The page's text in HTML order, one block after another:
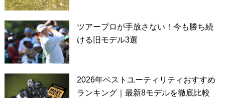
ツアープロが手放さない！今も勝ち続
ける旧モデル3選
2026年ベストユーティリティおすすめ
ランキング｜最新8モデルを徹底比較